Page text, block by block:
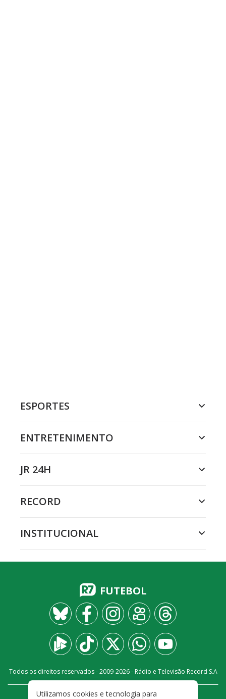
ESPORTES
ENTRETENIMENTO
JR 24H
RECORD
INSTITUCIONAL
FUTEBOL
Todos os direitos reservados - 2009-2026- Rádio e Televisão Record S.A
Utilizamos cookies e tecnologia para